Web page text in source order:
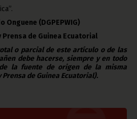
Onguene (DGPEPWIG)
de Guinea Ecuatorial
o parcial de este artículo o de las
debe hacerse, siempre y en todo
la fuente de origen de la misma
de Guinea Ecuatorial).